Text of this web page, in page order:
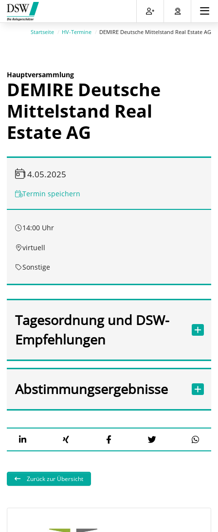
Direkt
zum
Inhalt
(Eingabetaste)
Direkt
zum
Hauptmenu
(Eingabetaste)
Direkt
zur
Suche
(Eingabetaste)
Direkt
zum
Footer
(Eingabetaste)
Startseite HV-Termine DEMIRE Deutsche Mittelstand Real Estate AG
Hauptversammlung
DEMIRE Deutsche
Mittelstand Real
Estate AG
14.05.2025
Termin speichern
14:00 Uhr
virtuell
Sonstige
Tagesordnung und DSW-
Empfehlungen
Abstimmungsergebnisse
Zurück zur Übersicht